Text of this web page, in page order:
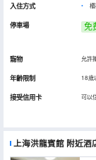
入住方式
停車場 免
寵物 允許
年齡限制 18歲
接受信用卡 可以
上海洪龍賓館 附近酒